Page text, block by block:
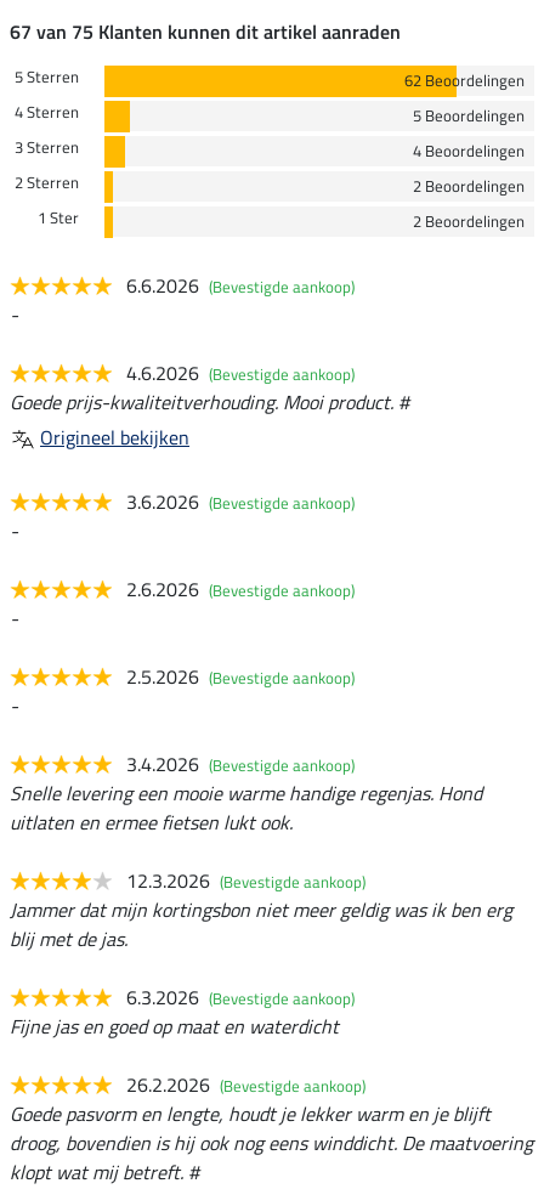
67 van 75 Klanten kunnen dit artikel aanraden
5 Sterren
62 Beoordelingen
4 Sterren
5 Beoordelingen
3 Sterren
4 Beoordelingen
2 Sterren
2 Beoordelingen
1 Ster
2 Beoordelingen
6.6.2026 (Bevestigde aankoop)
-
4.6.2026 (Bevestigde aankoop)
Goede prijs-kwaliteitverhouding. Mooi product. #
Origineel bekijken
3.6.2026 (Bevestigde aankoop)
-
2.6.2026 (Bevestigde aankoop)
-
2.5.2026 (Bevestigde aankoop)
-
3.4.2026 (Bevestigde aankoop)
Snelle levering een mooie warme handige regenjas. Hond
uitlaten en ermee fietsen lukt ook.
12.3.2026 (Bevestigde aankoop)
Jammer dat mijn kortingsbon niet meer geldig was ik ben erg
blij met de jas.
6.3.2026 (Bevestigde aankoop)
Fijne jas en goed op maat en waterdicht
26.2.2026 (Bevestigde aankoop)
Goede pasvorm en lengte, houdt je lekker warm en je blijft
droog, bovendien is hij ook nog eens winddicht. De maatvoering
klopt wat mij betreft. #